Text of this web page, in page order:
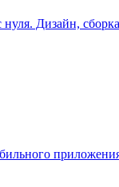
нуля. Дизайн,